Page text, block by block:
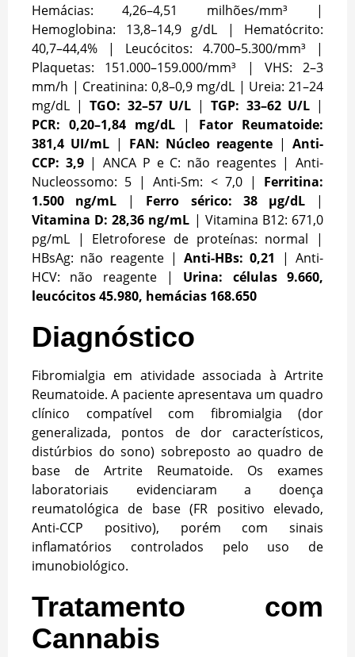
Hemácias: 4,26–4,51 milhões/mm³ |
Hemoglobina: 13,8–14,9 g/dL | Hematócrito:
40,7–44,4% | Leucócitos: 4.700–5.300/mm³ |
Plaquetas: 151.000–159.000/mm³ | VHS: 2–3
mm/h | Creatinina: 0,8–0,9 mg/dL | Ureia: 21–24
mg/dL |TGO: 32–57 U/L|TGP: 33–62 U/L|
PCR: 0,20–1,84 mg/dL| Fator Reumatoide:
381,4 UI/mL | FAN: Núcleo reagente | Anti-
CCP: 3,9| ANCA P e C: não reagentes | Anti-
Nucleossomo: 5 | Anti-Sm: < 7,0 | Ferritina:
1.500 ng/mL | Ferro sérico: 38 μg/dL|
Vitamina D: 28,36 ng/mL | Vitamina B12: 671,0
pg/mL | Eletroforese de proteínas: normal |
HBsAg: não reagente |Anti-HBs: 0,21
| Anti-
HCV: não reagente | Urina: células 9.660,
leucócitos 45.980, hemácias 168.650
Diagnóstico
Fibromialgia em atividade associada à Artrite
Reumatoide. A paciente apresentava um quadro
clínico compatível com fibromialgia (dor
generalizada, pontos de dor característicos,
distúrbios do sono) sobreposto ao quadro de
base de Artrite Reumatoide. Os exames
laboratoriais evidenciaram a doença
reumatológica de base (FR positivo elevado,
Anti-CCP positivo), porém com sinais
inflamatórios controlados pelo uso de
imunobiológico.
Tratamento com
Cannabis